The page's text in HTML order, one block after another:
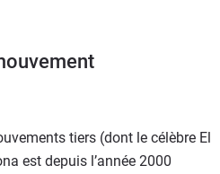
tiers (dont le célèbre El
est depuis l’année 2000